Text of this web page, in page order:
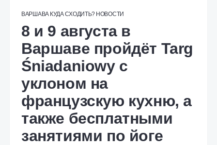
ВАРШАВА КУДА СХОДИТЬ? НОВОСТИ
8 и 9 августа в
Варшаве пройдёт Targ
Śniadaniowy с
уклоном на
французскую кухню, а
также бесплатными
занятиями по йоге